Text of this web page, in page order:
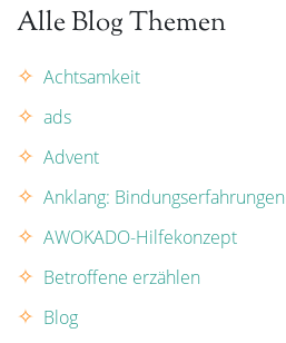
Alle Blog Themen
Achtsamkeit
ads
Advent
Anklang: Bindungserfahrungen
AWOKADO-Hilfekonzept
Betroffene erzählen
Blog